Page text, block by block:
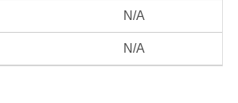
N/A
N/A